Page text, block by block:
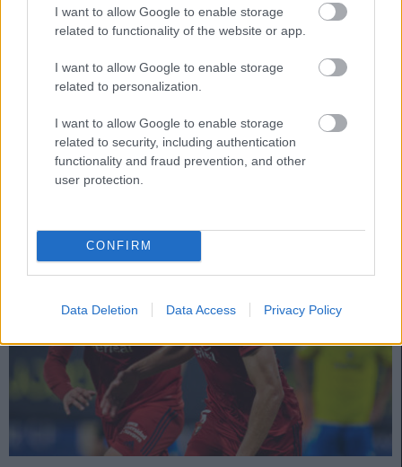
I want to allow Google to enable storage
related to functionality of the website or app.
I want to allow Google to enable storage
related to personalization.
I want to allow Google to enable storage
related to security, including authentication
functionality and fraud prevention, and other
user protection.
CONFIRM
Data Deletion Data Access Privacy Policy
Los jugadores más comprados y vendidos desde agosto
La compraventa de futbolistas es la esencia de Comunio. ¿Cuáles han
temporada el 13 de agosto? A continuación, la lista.